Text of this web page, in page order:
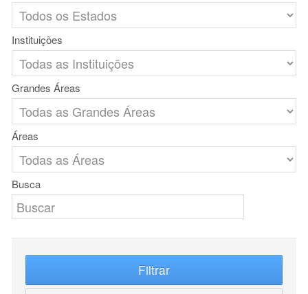
Instituições
Grandes Áreas
Áreas
Busca
Filtrar